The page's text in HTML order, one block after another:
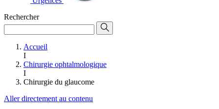
Rechercher
Accueil
I
Chirurgie ophtalmologique
I
Chirurgie du glaucome
Aller directement au contenu